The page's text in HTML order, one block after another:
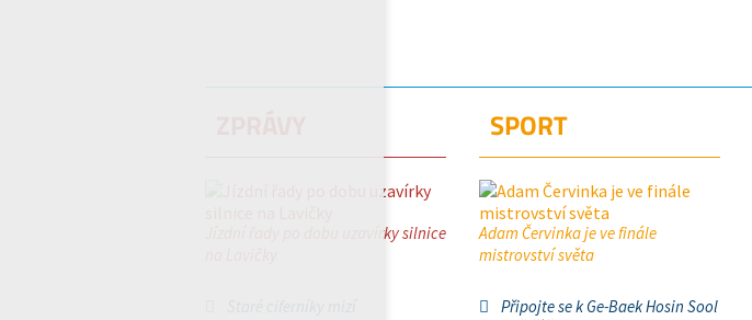
Jízdní řady po dobu uzavírky silnice
SPORT
Adam Červinka je ve finále
mistrovství světa
Připojte se k Ge-Baek Hosin Sool